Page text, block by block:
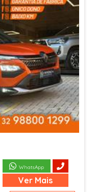
WhatsApp
Ver Mais